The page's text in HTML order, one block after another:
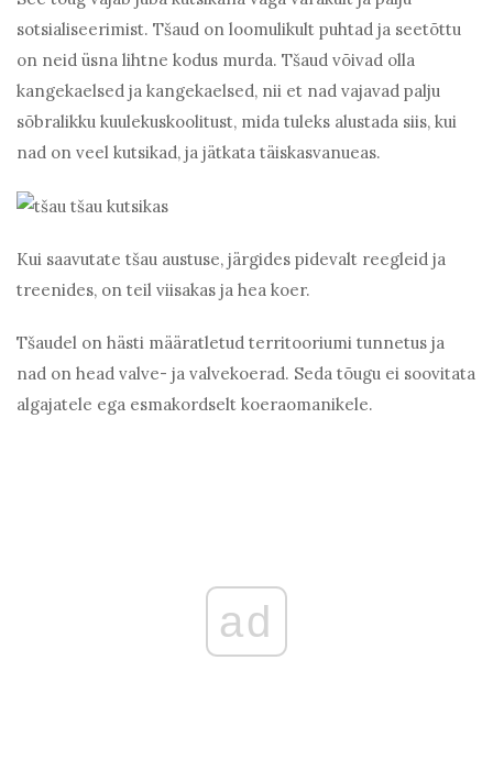
sotsialiseerimist. Tšaud on loomulikult puhtad ja seetõttu
on neid üsna lihtne kodus murda. Tšaud võivad olla
kangekaelsed ja kangekaelsed, nii et nad vajavad palju
sõbralikku kuulekuskoolitust, mida tuleks alustada siis, kui
nad on veel kutsikad, ja jätkata täiskasvanueas.
Kui saavutate tšau austuse, järgides pidevalt reegleid ja
treenides, on teil viisakas ja hea koer.
Tšaudel on hästi määratletud territooriumi tunnetus ja
nad on head valve- ja valvekoerad. Seda tõugu ei soovitata
algajatele ega esmakordselt koeraomanikele.
ad